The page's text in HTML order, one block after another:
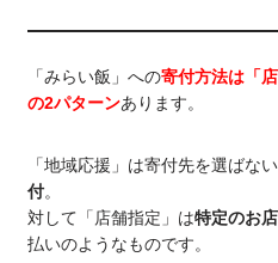
「みらい飯」への寄付方法は「
の2パターンあります。
「地域応援」は寄付先を選ばな
付。
対して「店舗指定」は特定のお
払いのようなものです。